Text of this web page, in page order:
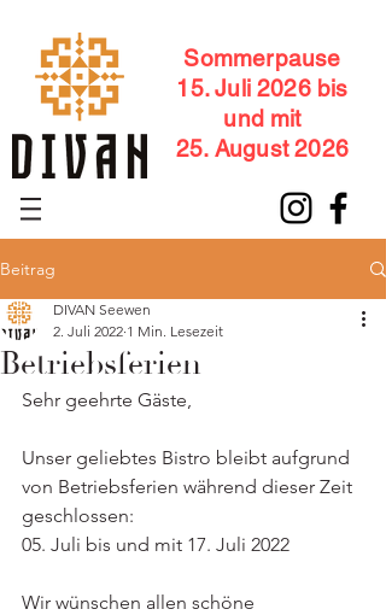
Sommerpause
15. Juli 2026 bis
und mit
25. August 2026
Beitrag
Betriebsferien
DIVAN Seewen
2. Juli 2022 1 Min. Lesezeit
Sehr geehrte Gäste,
Unser geliebtes Bistro bleibt aufgrund
von Betriebsferien während dieser Zeit
geschlossen:
05. Juli bis und mit 17. Juli 2022
Wir wünschen allen schöne